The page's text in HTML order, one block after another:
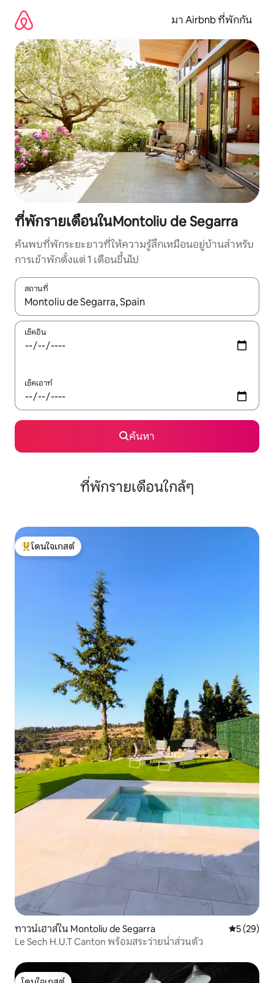
เนื้อหา
มา Airbnb ที่พักกัน
ที่พักรายเดือนในMontoliu de Segarra
ค้นพบที่พักระยะยาวที่ให้ความรู้สึกเหมือนอยู่บ้านสำหรับ
การเข้าพักตั้งแต่ 1 เดือนขึ้นไป
สถานที่
ใช้ลูกศรขึ้นลง หรือใช้การสัมผัสหรือปัด เพื่อสำรวจผลการค้นหา
เช็คอิน
เช็คเอาท์
ค้นหา
ที่พักรายเดือนใกล้ๆ
โดนใจเกสต์ที่สุด
โดนใจเกสต์
ทาวน์เฮาส์ใน Montoliu de Segarra คะแนนเฉลี่
5 (29)
Le Sech H.U.T Canton พร้อมสระว่ายน้ำส่วนตัว